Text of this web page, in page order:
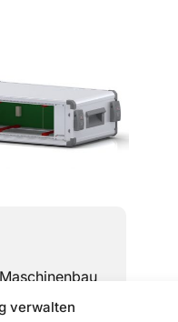
verwalten
Artikel ist